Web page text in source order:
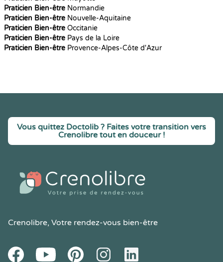
Praticien Bien-être Normandie
Praticien Bien-être Nouvelle-Aquitaine
Praticien Bien-être Occitanie
Praticien Bien-être Pays de la Loire
Praticien Bien-être Provence-Alpes-Côte d'Azur
Vous quittez Doctolib ? Faites votre transition vers
Crenolibre tout en douceur !
Crenolibre, Votre rendez-vous bien-être
FacebookYoutube PinteresetInstagramLinkedIn